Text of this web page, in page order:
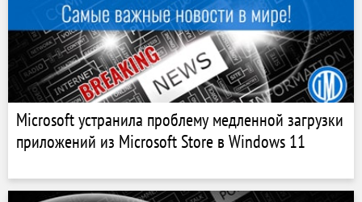
Microsoft устранила проблему медленной загрузки
приложений из Microsoft Store в Windows 11